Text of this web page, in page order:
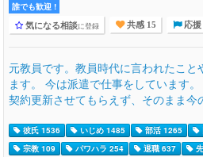
誰でも歓迎 !
気になる相談に登録 共感 15 応援
元教員です。教員時代に言われたこ
ます。 今は派遣で仕事をしています
契約更新させてもらえず、そのまま今
彼氏 1536 いじめ 1485 部活 1265
宗教 109
パワハラ 254 退職 637